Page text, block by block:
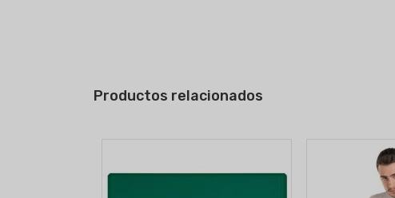
Productos relacionados